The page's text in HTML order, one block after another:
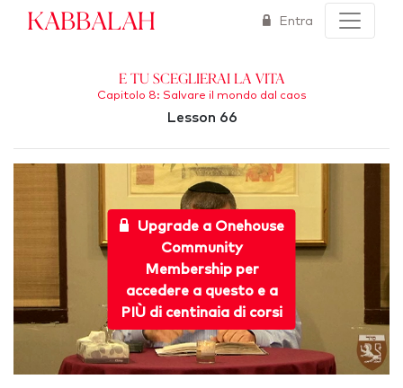
Kabbalah Entra
E tu sceglierai la vita
Capitolo 8: Salvare il mondo dal caos
Lesson 66
Upgrade a Onehouse
Community
Membership per
accedere a questo e a
PIÙ di centinaia di corsi